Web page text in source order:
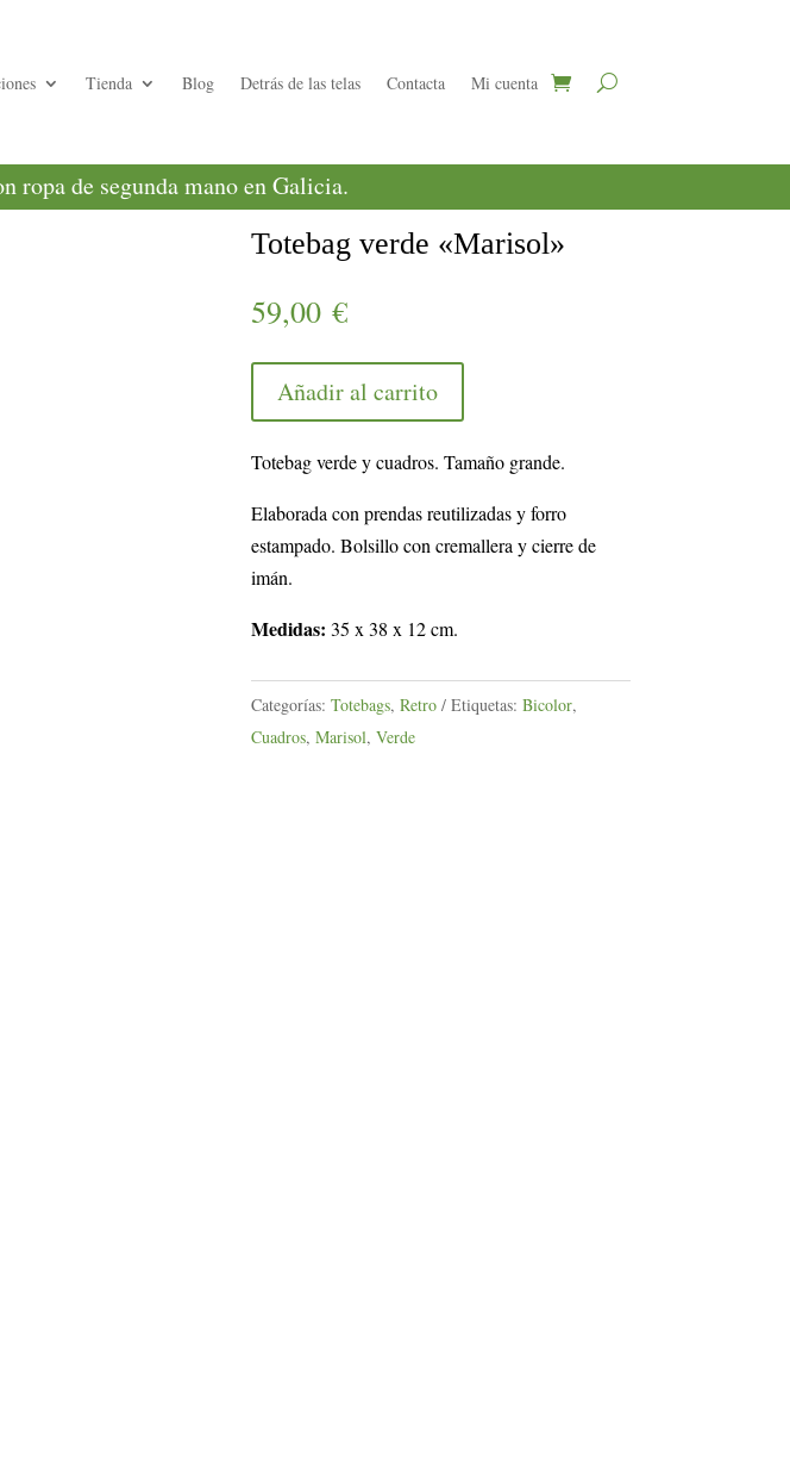
Tienda Blog Detrás de las telas Contacta Mi cuenta
ropa de segunda mano en Galicia.
Totebag verde «Marisol»
59,00 €
Añadir al carrito
Totebag verde y cuadros. Tamaño grande.
Elaborada con prendas reutilizadas y forro
estampado. Bolsillo con cremallera y cierre de
imán.
Medidas: 35 x 38 x 12 cm.
Categorías: Totebags, Retro Etiquetas: Bicolor,
Cuadros, Marisol, Verde